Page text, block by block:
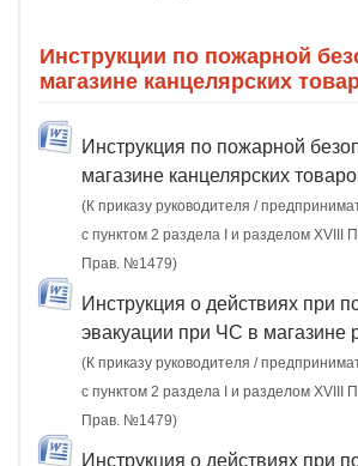
Инструкции по пожарной
магазине канцелярских
Инструкция по пожарной
магазине канцелярских
(К приказу руководителя /
с пунктом 2 раздела I и разделом XVIII
Прав. №1479)
Инструкция о действиях при
эвакуации при ЧС в магазине
(К приказу руководителя /
с пунктом 2 раздела I и разделом XVIII
Прав. №1479)
Инструкция о действиях при